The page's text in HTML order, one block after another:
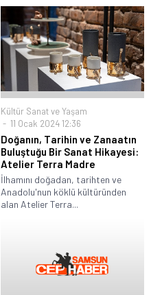
Kültür Sanat ve Yaşam
11 Ocak 2024 12:36
Doğanın, Tarihin ve Zanaatın
Buluştuğu Bir Sanat Hikayesi:
Atelier Terra Madre
İlhamını doğadan, tarihten ve
Anadolu'nun köklü kültüründen
alan Atelier Terra...